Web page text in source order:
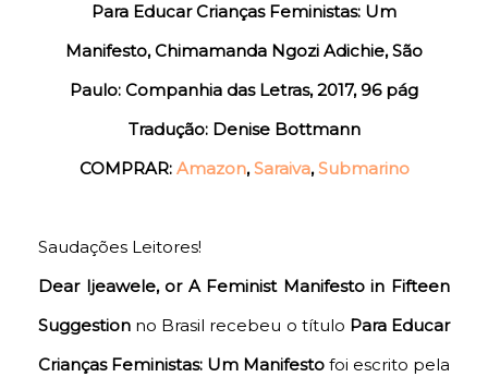
Para Educar Crianças Feministas: Um
Manifesto, Chimamanda Ngozi Adichie, São
Paulo: Companhia das Letras, 2017, 96 pág
Tradução: Denise Bottmann
COMPRAR: Amazon,Saraiva,Submarino
Saudações Leitores!
Dear Ijeawele, or A Feminist Manifesto in Fifteen
Suggestion no Brasil recebeu o título Para Educar
Crianças Feministas: Um Manifesto foi escrito pela